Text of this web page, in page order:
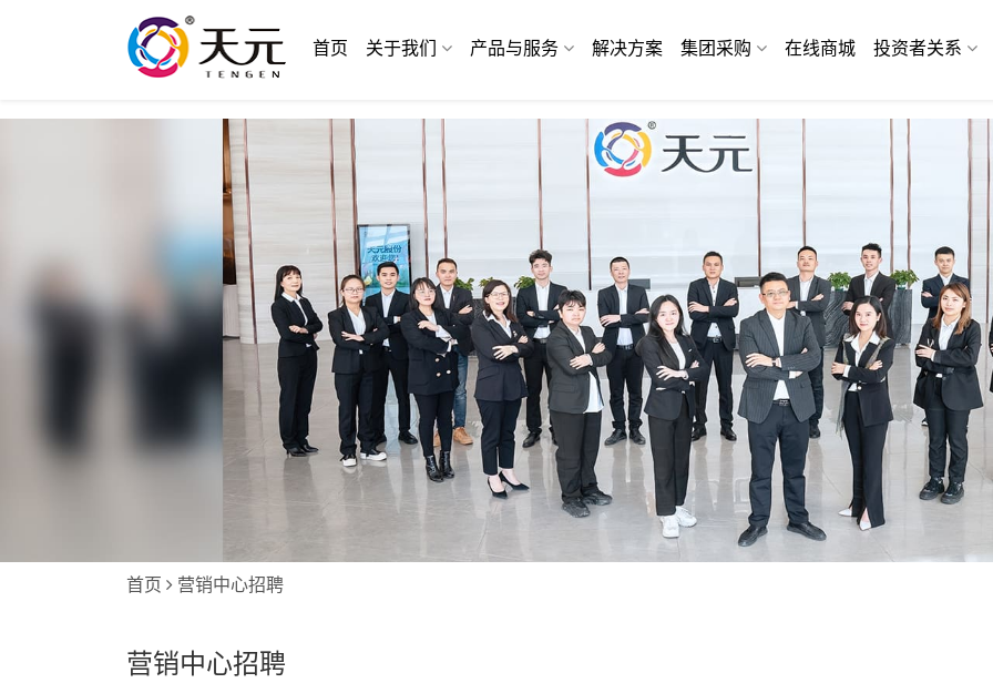
首页 关于我们 产品与服务 解决方案 集团采购 在线商城 投资者关系
首页 营销中心招聘
营销中心招聘